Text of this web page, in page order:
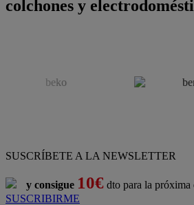
colchones y
SUSCRÍBETE A LA NEWSLETTER
y consigue 10€ dto para la próxima
SUSCRIBIRME